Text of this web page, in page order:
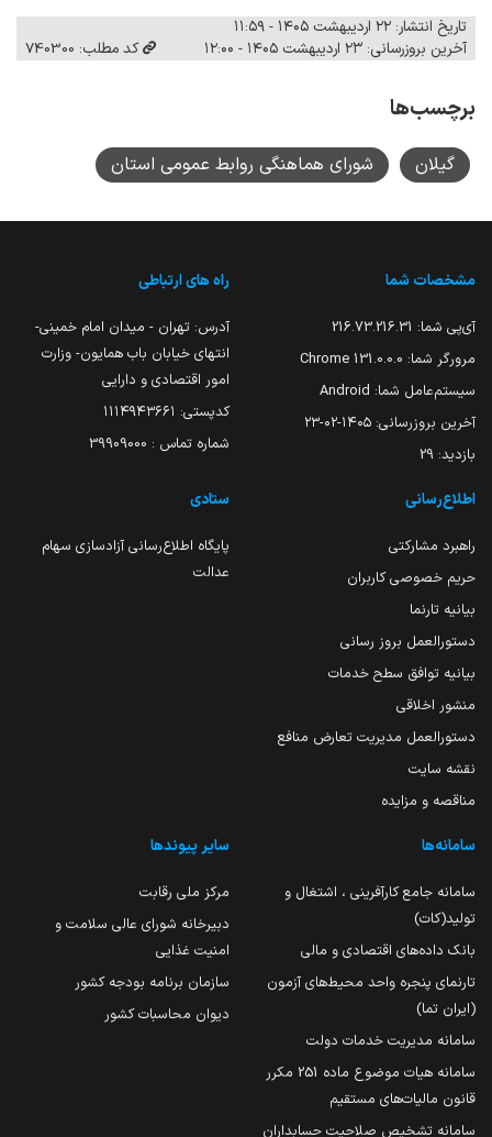
تاریخ انتشار: ۲۲ اردیبهشت ۱۴۰۵ - ۱۱:۵۹
آخرین بروزرسانی: ۲۳ اردیبهشت ۱۴۰۵ - ۱۲:۰۰
کد مطلب: 740300
برچسب‌ها
گیلان شورای هماهنگی روابط عمومی استان
مشخصات شما
آی‌پی شما: 216.73.216.31
مرورگر شما: 131.0.0.0 Chrome
سیستم‌عامل شما: Android
آخرین بروزرسانی: ۱۴۰۵-۰۲-۲۳
بازدید: 29
راه های ارتباطی
آدرس: تهران - میدان امام خمینی-
انتهای خیابان باب همایون- وزارت
امور اقتصادی و دارایی
کدپستی: ۱۱۱۴۹۴۳۶۶۱
شماره تماس : 39909000
اطلاع‌رسانی
راهبرد مشارکتی
حریم خصوصی کاربران
بیانیه تارنما
دستورالعمل بروز رسانی
بیانیه توافق سطح خدمات
منشور اخلاقی
دستورالعمل مدیریت تعارض منافع
نقشه سایت
مناقصه و مزایده
ستادی
پایگاه اطلاع‌رسانی آزادسازی سهام
عدالت
سامانه‌ها
سامانه جامع کارآفرینی ، اشتغال و
تولید(کات)
بانک داده‌های اقتصادی و مالی
تارنمای پنجره واحد محیط‌های آزمون
(ایران تما)
سامانه مدیریت خدمات دولت
سامانه هیات موضوع ماده 251 مکرر
قانون مالیات‌های مستقیم
سامانه تشخیص صلاحیت حسابداران
سایر پیوندها
مرکز ملی رقابت
دبیرخانه شورای عالی سلامت و
امنیت غذایی
سازمان برنامه بودجه کشور
دیوان محاسبات کشور